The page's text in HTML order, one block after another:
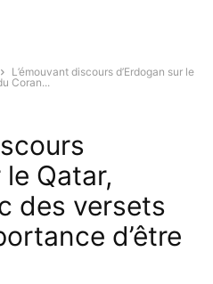
L’émouvant discours d’Erdogan sur le
Coran...
le Qatar,
des versets
d’être